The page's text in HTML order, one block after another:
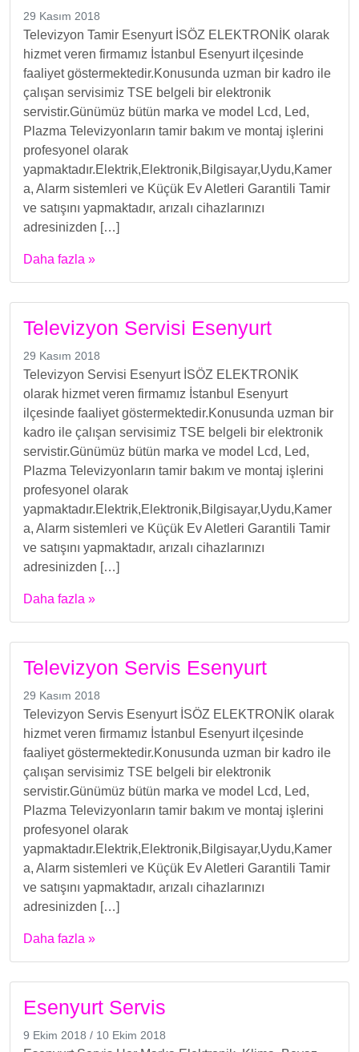
29 Kasım 2018
Televizyon Tamir Esenyurt İSÖZ ELEKTRONİK olarak
hizmet veren firmamız İstanbul Esenyurt ilçesinde
faaliyet göstermektedir.Konusunda uzman bir kadro ile
çalışan servisimiz TSE belgeli bir elektronik
servistir.Günümüz bütün marka ve model Lcd, Led,
Plazma Televizyonların tamir bakım ve montaj işlerini
profesyonel olarak
yapmaktadır.Elektrik,Elektronik,Bilgisayar,Uydu,Kamer
a, Alarm sistemleri ve Küçük Ev Aletleri Garantili Tamir
ve satışını yapmaktadır, arızalı cihazlarınızı
adresinizden […]
Daha fazla »
Televizyon Servisi Esenyurt
29 Kasım 2018
Televizyon Servisi Esenyurt İSÖZ ELEKTRONİK
olarak hizmet veren firmamız İstanbul Esenyurt
ilçesinde faaliyet göstermektedir.Konusunda uzman bir
kadro ile çalışan servisimiz TSE belgeli bir elektronik
servistir.Günümüz bütün marka ve model Lcd, Led,
Plazma Televizyonların tamir bakım ve montaj işlerini
profesyonel olarak
yapmaktadır.Elektrik,Elektronik,Bilgisayar,Uydu,Kamer
a, Alarm sistemleri ve Küçük Ev Aletleri Garantili Tamir
ve satışını yapmaktadır, arızalı cihazlarınızı
adresinizden […]
Daha fazla »
Televizyon Servis Esenyurt
29 Kasım 2018
Televizyon Servis Esenyurt İSÖZ ELEKTRONİK olarak
hizmet veren firmamız İstanbul Esenyurt ilçesinde
faaliyet göstermektedir.Konusunda uzman bir kadro ile
çalışan servisimiz TSE belgeli bir elektronik
servistir.Günümüz bütün marka ve model Lcd, Led,
Plazma Televizyonların tamir bakım ve montaj işlerini
profesyonel olarak
yapmaktadır.Elektrik,Elektronik,Bilgisayar,Uydu,Kamer
a, Alarm sistemleri ve Küçük Ev Aletleri Garantili Tamir
ve satışını yapmaktadır, arızalı cihazlarınızı
adresinizden […]
Daha fazla »
Esenyurt Servis
9 Ekim 2018 / 10 Ekim 2018